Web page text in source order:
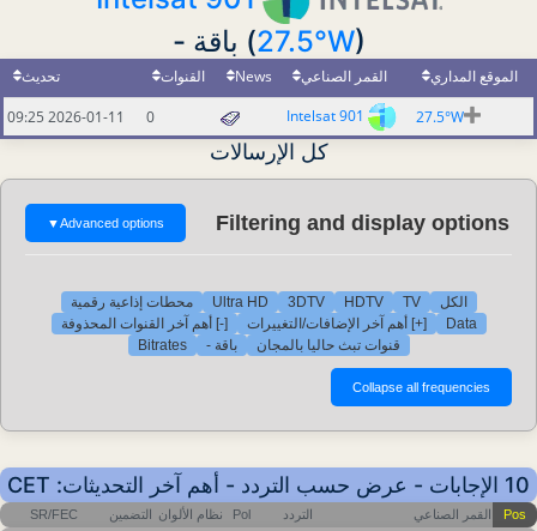
(27.5°W) باقة -
الموقع المداري القمر الصناعي News القنوات
تحديث
27.5°W
Intelsat 901
0
2026-01-11 09:25
كل الإرسالات
Filtering and display options
Advanced options
▼
الكل TV
HDTV
3DTV
Ultra HD
محطات إذاعية رقمية
Data
[+] أهم آخر الإضافات/التغييرات
[-] أهم آخر القنوات المحذوفة
قنوات تبث حاليا بالمجان
باقة - Bitrates
10 الإجابات - عرض حسب التردد - أهم آخر التحديثات: CET
Pos القمر الصناعي التردد Pol نظام الألوان التضمين SR/FEC